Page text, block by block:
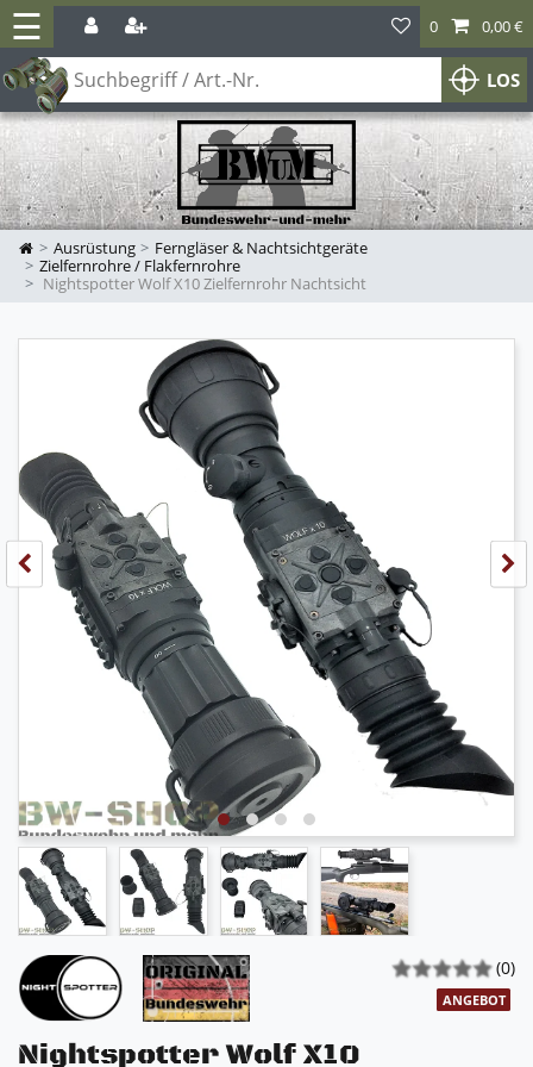
☰
LOS
0 0,00 €
Ausrüstung
Ferngläser & Nachtsichtgeräte
Zielfernrohre / Flakfernrohre
Nightspotter Wolf X10 Zielfernrohr Nachtsicht
(0)
ANGEBOT
Nightspotter Wolf X10